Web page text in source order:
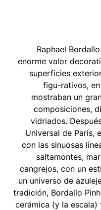
Raphael
enorme valor
superficies
figu-rativos,
mostraban un
composiciones,
vidriados.
Universal de París,
con las sinuosas
saltamontes,
cangrejos, con un
un universo de
tradición, Bordallo
cerámica (y la